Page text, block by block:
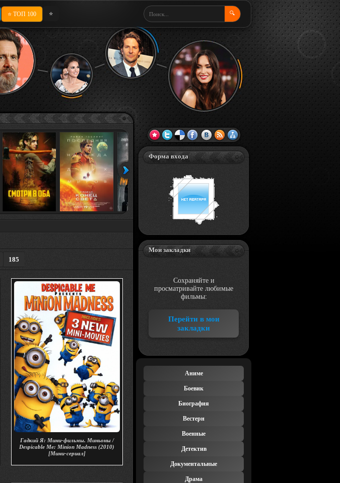
⭐ ТОП 100 ⭐ 🔍
185
Гадкий Я: Мини-фильмы. Миньоны /
Despicable Me: Minion Madness (2010)
[Мини-сериал]
Форма входа
Мои закладки
Сохраняйте и
просматривайте любимые
фильмы:
Перейти в мои
закладки
Аниме
Боевик
Биография
Вестерн
Военные
Детектив
Документальные
Драма